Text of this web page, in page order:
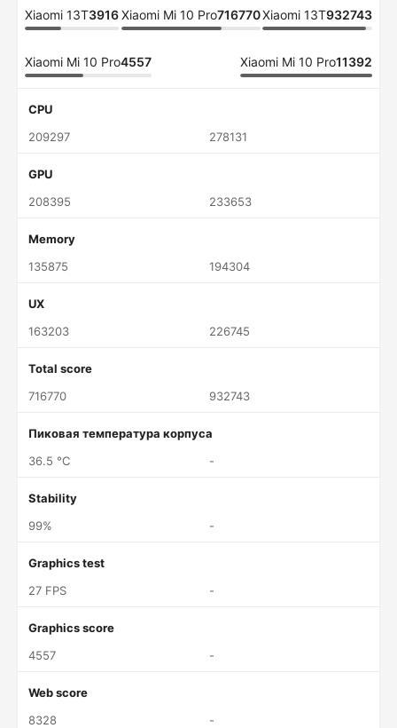
Xiaomi 13T3916Xiaomi Mi 10 Pro716770Xiaomi 13T932743
Xiaomi Mi 10 Pro4557 Xiaomi Mi 10 Pro11392
CPU
209297
278131
GPU
208395
233653
Memory
135875
194304
UX
163203
226745
Total score
716770
932743
Пиковая температура корпуса
36.5 °C
-
Stability
99%
-
Graphics test
27 FPS
-
Graphics score
4557
-
Web score
8328
-